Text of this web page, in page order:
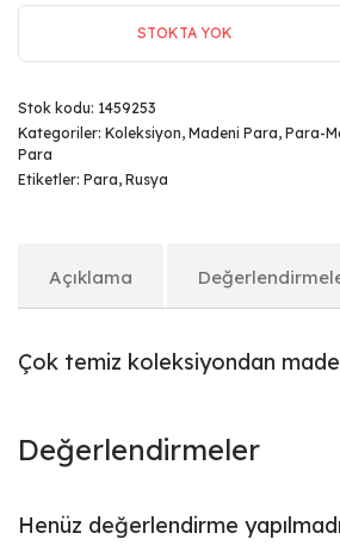
STOKTA YOK
Stok kodu: 1459253
Kategoriler: Koleksiyon, Madeni Para, Para-
Para
Etiketler: Para, Rusya
Açıklama
Çok temiz koleksiyondan
Değerlendirmeler
Henüz değerlendirme